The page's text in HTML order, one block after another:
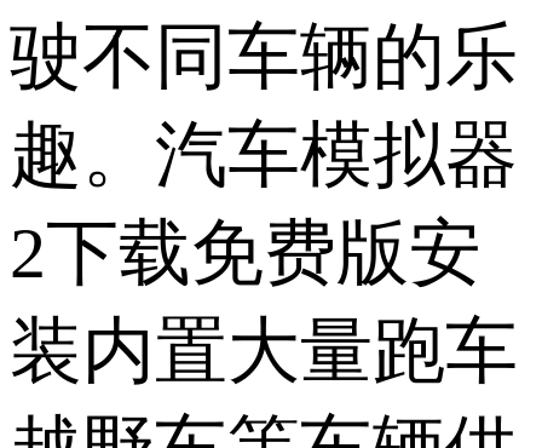
驶不同车辆的乐
趣。汽车模拟器
2下载免费版安
装内置大量跑车